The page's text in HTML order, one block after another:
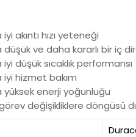
akıntı hızı yeteneği
ve daha kararlı bir iç
düşük sıcaklık performansı
iyi hizmet bakım
yüksek enerji yoğunluğu
görev değişikliklere döngüsü